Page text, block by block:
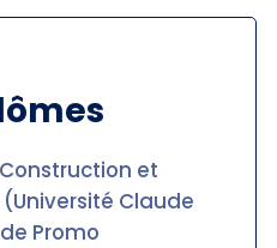
et
Claude
Promo